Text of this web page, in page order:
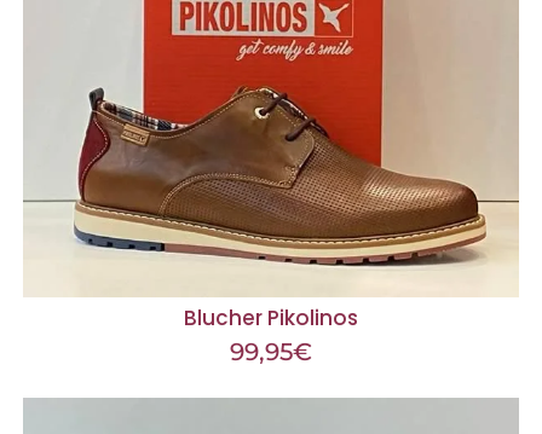
Blucher Pikolinos
99,95€